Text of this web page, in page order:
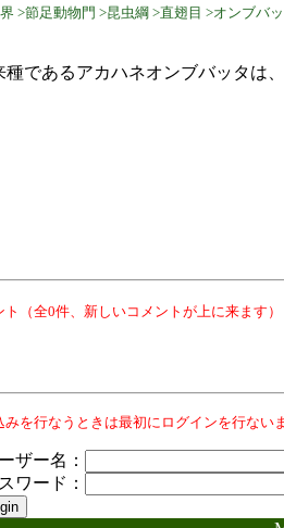
>節足動物門 >昆虫綱 >直翅目 >オンブバ
種であるアカハネオンブバッタは
ト（全0件、新しいコメントが上に来ます）
みを行なうときは最初にログインを行ない
ザー名：
ワード：